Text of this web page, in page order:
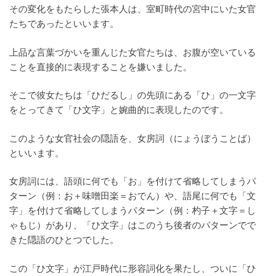
その変化をもたらした張本人は、室町時代の宮中にいた女官
たちであったといいます。
上品な言葉づかいを重んじた女官たちは、お腹が空いている
ことを直接的に表現することを嫌いました。
そこで彼女たちは「ひだるし」の先頭にある「ひ」の一文字
をとってきて「ひ文字」と婉曲的に表現したのです。
このような女官社会の隠語を、女房詞（にょうぼうことば）
といいます。
女房詞には、語頭に何でも「お」を付けて省略してしまうパ
ターン（例：お＋味噌田楽＝おでん）や、語尾に何でも「文
字」を付けて省略してしまうパターン（例：杓子＋文字＝し
ゃもじ）があり、「ひ文字」はこのうち後者のパターンでで
きた隠語のひとつでした。
この「ひ文字」が江戸時代に形容詞化を果たし、ついに「ひ